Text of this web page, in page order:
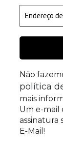
Não
política
mais
Um e-mail
assinatura
E-Mail!